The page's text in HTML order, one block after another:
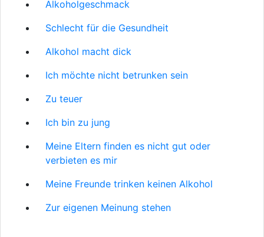
Alkoholgeschmack
Schlecht für die Gesundheit
Alkohol macht dick
Ich möchte nicht betrunken sein
Zu teuer
Ich bin zu jung
Meine Eltern finden es nicht gut oder
verbieten es mir
Meine Freunde trinken keinen Alkohol
Zur eigenen Meinung stehen